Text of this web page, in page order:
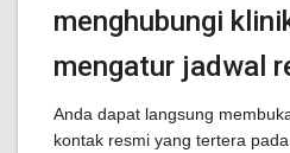
menghubungi
mengatur jadwal
Anda dapat langsung
kontak resmi yang tertera